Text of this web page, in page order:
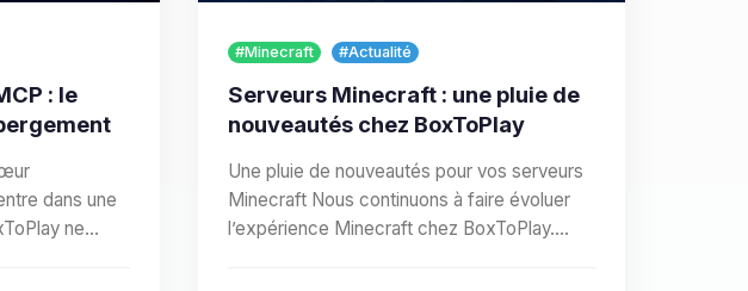
: le
dans une
ne
#Minecraft #Actualité
Serveurs Minecraft : une pluie de
nouveautés chez BoxToPlay
Une pluie de nouveautés pour vos serveurs
Minecraft Nous continuons à faire évoluer
l’expérience Minecraft chez BoxToPlay.